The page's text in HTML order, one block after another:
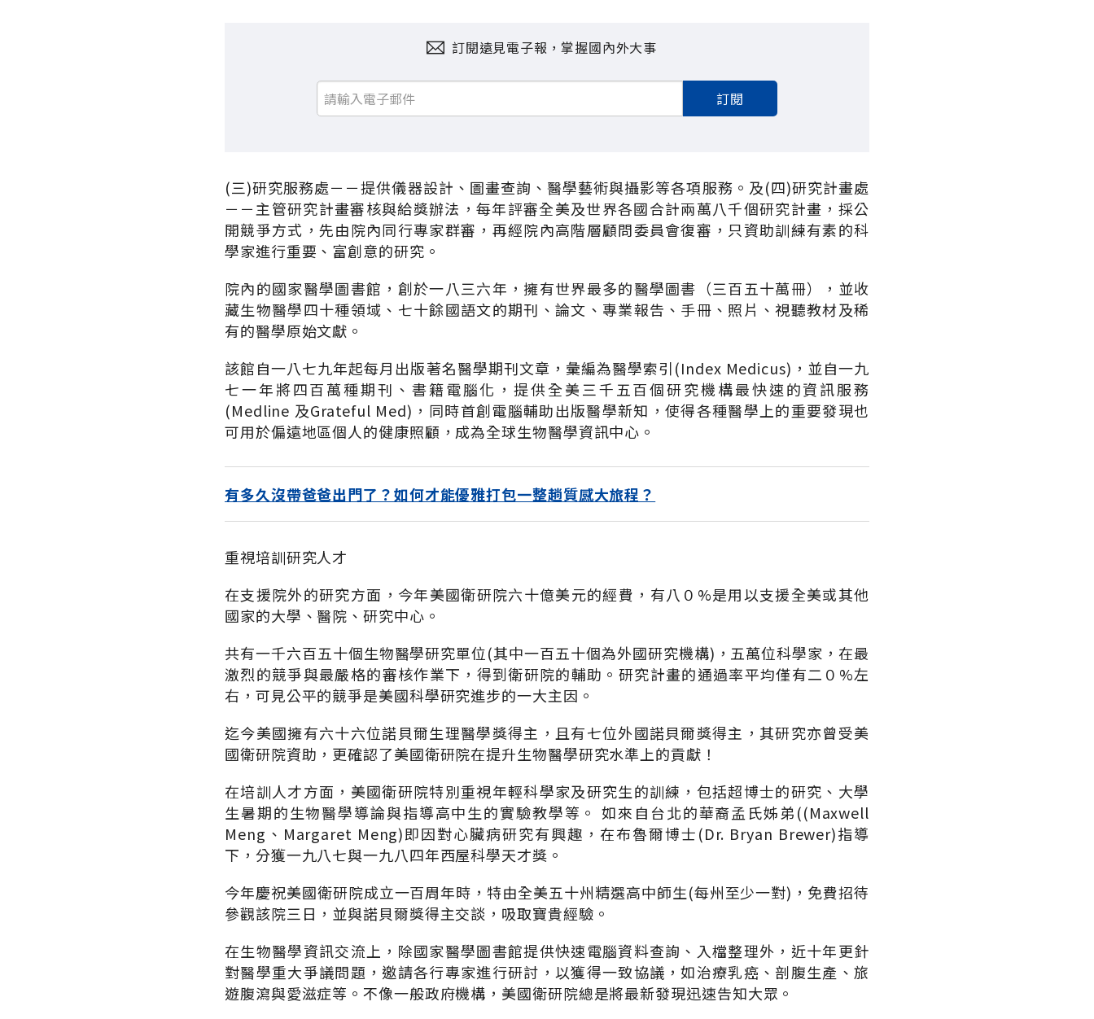
訂閱遠見電子報，掌握國內外大事
訂閱
(三)研究服務處－－提供儀器設計、圖畫查詢、醫學藝術與攝影等各項服務。及(四)研究計畫處
－－主管研究計畫審核與給獎辦法，每年評審全美及世界各國合計兩萬八千個研究計畫，採公
開競爭方式，先由院內同行專家群審，再經院內高階層顧問委員會復審，只資助訓練有素的科
學家進行重要、富創意的研究。
院內的國家醫學圖書館，創於一八三六年，擁有世界最多的醫學圖書（三百五十萬冊），並收
藏生物醫學四十種領域、七十餘國語文的期刊、論文、專業報告、手冊、照片、視聽教材及稀
有的醫學原始文獻。
該館自一八七九年起每月出版著名醫學期刊文章，彙編為醫學索引(Index Medicus)，並自一九
七一年將四百萬種期刊、書籍電腦化，提供全美三千五百個研究機構最快速的資訊服務
(Medline 及Grateful Med)，同時首創電腦輔助出版醫學新知，使得各種醫學上的重要發現也
可用於偏遠地區個人的健康照顧，成為全球生物醫學資訊中心。
有多久沒帶爸爸出門了？如何才能優雅打包一整趟質感大旅程？
重視培訓研究人才
在支援院外的研究方面，今年美國衛研院六十億美元的經費，有八０%是用以支援全美或其他
國家的大學、醫院、研究中心。
共有一千六百五十個生物醫學研究單位(其中一百五十個為外國研究機構)，五萬位科學家，在最
激烈的競爭與最嚴格的審核作業下，得到衛研院的輔助。研究計畫的通過率平均僅有二０%左
右，可見公平的競爭是美國科學研究進步的一大主因。
迄今美國擁有六十六位諾貝爾生理醫學獎得主，且有七位外國諾貝爾獎得主，其研究亦曾受美
國衛研院資助，更確認了美國衛研院在提升生物醫學研究水準上的貢獻！
在培訓人才方面，美國衛研院特別重視年輕科學家及研究生的訓練，包括超博士的研究、大學
生暑期的生物醫學導論與指導高中生的實驗教學等。 如來自台北的華裔孟氏姊弟((Maxwell
Meng、Margaret Meng)即因對心臟病研究有興趣，在布魯爾博士(Dr. Bryan Brewer)指導
下，分獲一九八七與一九八四年西屋科學天才獎。
今年慶祝美國衛研院成立一百周年時，特由全美五十州精選高中師生(每州至少一對)，免費招待
參觀該院三日，並與諾貝爾獎得主交談，吸取寶貴經驗。
在生物醫學資訊交流上，除國家醫學圖書館提供快速電腦資料查詢、入檔整理外，近十年更針
對醫學重大爭議問題，邀請各行專家進行研討，以獲得一致協議，如治療乳癌、剖腹生產、旅
遊腹瀉與愛滋症等。不像一般政府機構，美國衛研院總是將最新發現迅速告知大眾。